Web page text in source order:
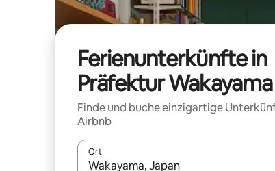
Ferienunterkünfte in
Präfektur Wakayama
Finde und buche einzigartige
Airbnb
Ort
Wenn Ergebnisse verfügbar sind,